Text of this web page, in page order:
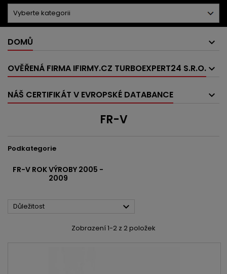
DOMŮ
OVĚŘENÁ FIRMA IFIRMY.CZ TURBOEXPERT24 S.R.O.
NÁŠ CERTIFIKÁT V EVROPSKÉ DATABANCE
FR-V
Podkategorie
FR-V ROK VÝROBY 2005 -
2009
Důležitost 
Zobrazení 1-2 z 2 položek